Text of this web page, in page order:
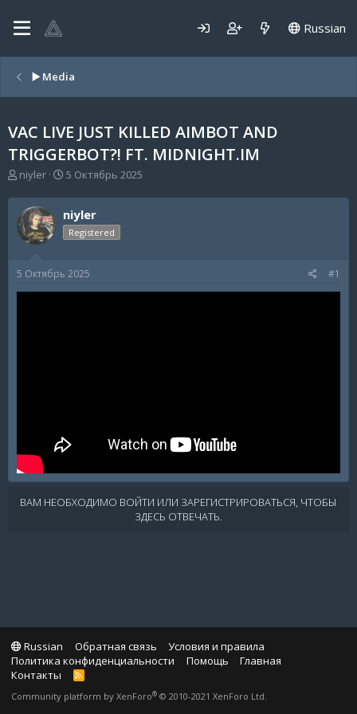
Russian
▶️ Media
VAC LIVE JUST KILLED AIMBOT AND
TRIGGERBOT?! FT. MIDNIGHT.IM
А
т
о
р
м
ы
niyler
Д
т
а
н
а
л
5 Октябрь 2025
niyler
Registered
5 Октябрь 2025 #1
ВАМ НЕОБХОДИМО ВОЙТИ ИЛИ ЗАРЕГИСТРИРОВАТЬСЯ, ЧТОБЫ
ЗДЕСЬ ОТВЕЧАТЬ.
Russian Обратная связь
Условия и правила
Политика конфиденциальности
Помощь
Главная
Контакты
R
S
Community platform by XenForo® © 2010-2021 XenForo Ltd.